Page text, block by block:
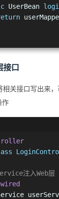
UserBean
口
关接口写出来
作
注入Web层